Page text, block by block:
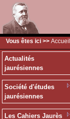
Vous êtes ici >> Accueil
Actualités
jaurésiennes
Société d'études
jaurésiennes
Les Cahiers Jaurès